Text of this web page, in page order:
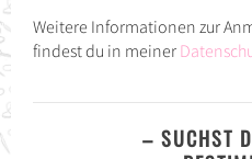
Weitere Informationen zur
findest du in meiner
– SUCHST